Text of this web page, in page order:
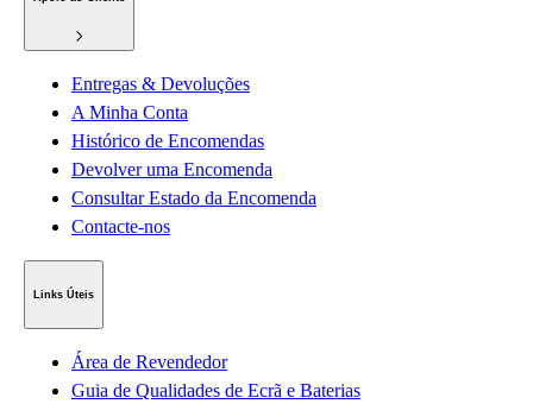
Entregas & Devoluções
A Minha Conta
Histórico de Encomendas
Devolver uma Encomenda
Consultar Estado da Encomenda
Contacte-nos
Links Úteis
Área de Revendedor
Guia de Qualidades de Ecrã e Baterias